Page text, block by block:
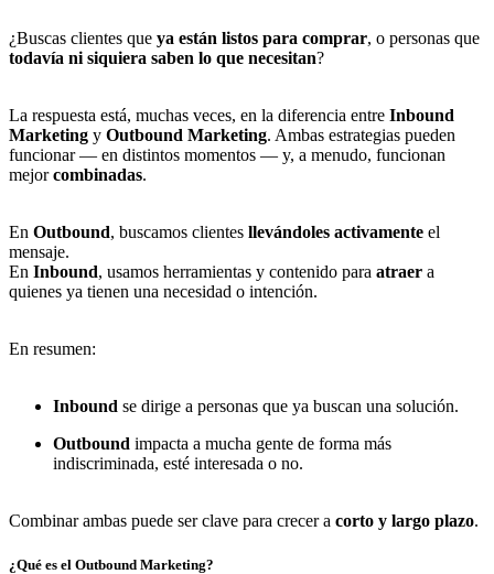
¿Buscas clientes que ya están listos para comprar, o personas que
todavía ni siquiera saben lo que necesitan?
La respuesta está, muchas veces, en la diferencia entre Inbound
Marketing y Outbound Marketing. Ambas estrategias pueden
funcionar — en distintos momentos — y, a menudo, funcionan
mejorcombinadas.
En Outbound, buscamos clientes llevándoles activamente el
mensaje.
En Inbound, usamos herramientas y contenido para atraer a
quienes ya tienen una necesidad o intención.
En resumen:
Inbound se dirige a personas que ya buscan una solución.
Outbound impacta a mucha gente de forma más
indiscriminada, esté interesada o no.
Combinar ambas puede ser clave para crecer a corto y largo plazo.
¿Qué es el Outbound Marketing?